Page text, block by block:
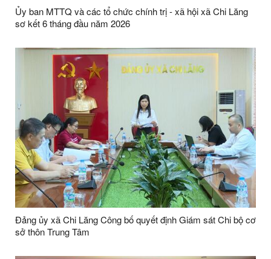
Ủy ban MTTQ và các tổ chức chính trị - xã hội xã Chi Lăng
sơ kết 6 tháng đầu năm 2026
Đảng ủy xã Chi Lăng Công bố quyết định Giám sát Chi bộ cơ
sở thôn Trung Tâm